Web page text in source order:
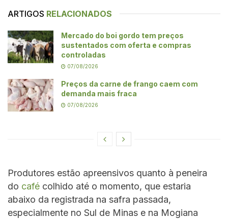
ARTIGOS RELACIONADOS
Mercado do boi gordo tem preços
sustentados com oferta e compras
controladas
07/08/2026
Preços da carne de frango caem com
demanda mais fraca
07/08/2026
Produtores estão apreensivos quanto à peneira
do café colhido até o momento, que estaria
abaixo da registrada na safra passada,
especialmente no Sul de Minas e na Mogiana